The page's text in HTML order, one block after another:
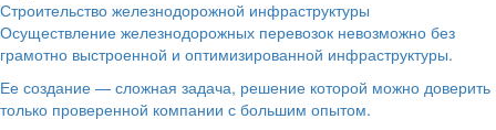
Строительство железнодорожной инфраструктуры
Осуществление железнодорожных перевозок невозможно без
грамотно выстроенной и оптимизированной инфраструктуры.
Ее создание — сложная задача, решение которой можно доверить
только проверенной компании с большим опытом.